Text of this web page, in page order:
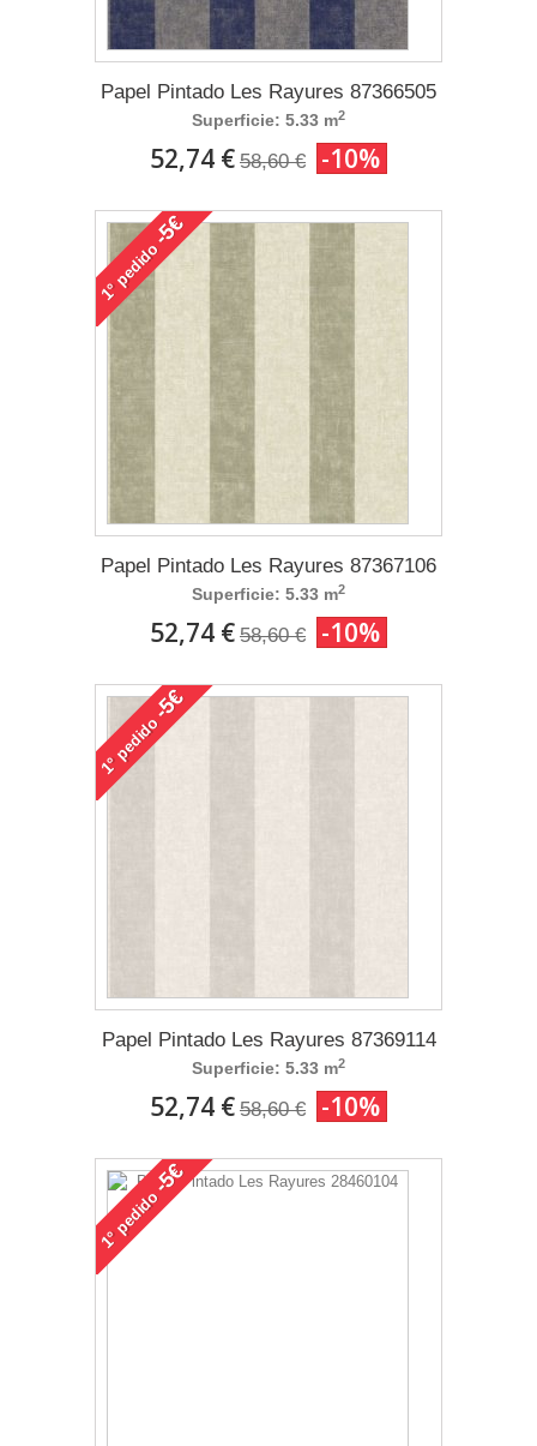
Papel Pintado Les Rayures 87366505
Superficie: 5.33 m2
52,74 € 58,60 € -10%
1°
pedido
-5€
Papel Pintado Les Rayures 87367106
Superficie: 5.33 m2
52,74 € 58,60 € -10%
1°
pedido
-5€
Papel Pintado Les Rayures 87369114
Superficie: 5.33 m2
52,74 € 58,60 € -10%
1°
pedido
-5€